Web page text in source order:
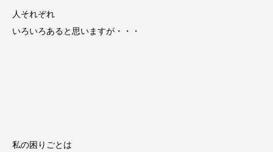
人それぞれ
いろいろあると思いますが・・・
私の困りごとは